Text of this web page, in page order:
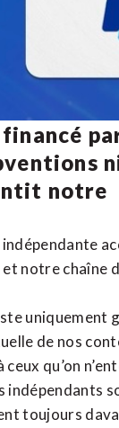
notre
et notrechaîne
uniquement
de nos
qu’on
indépendants
toujours